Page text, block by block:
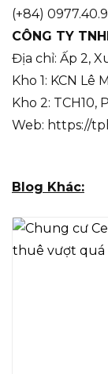
(+84)
CÔNG TY
Địa chỉ: Ấp 2,
Kho 1: KCN Lê
Kho 2: TCH10,
Web: https://
Blog Khác: